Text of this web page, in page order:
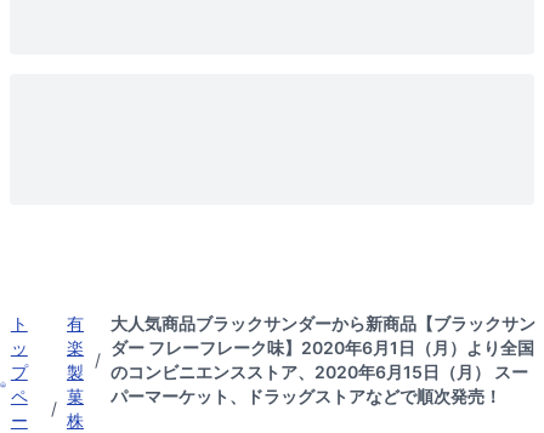
ト
ッ
プ
ペ
ー
/
有
楽
製
菓
株
/
大人気商品ブラックサンダーから新商品【ブラックサン
ダー フレーフレーク味】2020年6月1日（月）より全国
のコンビニエンスストア、2020年6月15日（月） スー
パーマーケット、ドラッグストアなどで順次発売！